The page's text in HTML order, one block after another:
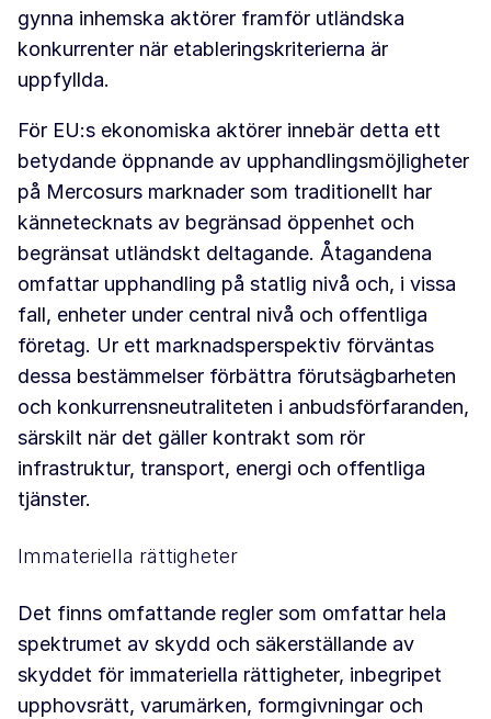
gynna inhemska aktörer framför utländska
konkurrenter när etableringskriterierna är
uppfyllda.
För EU:s ekonomiska aktörer innebär detta ett
betydande öppnande av upphandlingsmöjligheter
på Mercosurs marknader som traditionellt har
kännetecknats av begränsad öppenhet och
begränsat utländskt deltagande. Åtagandena
omfattar upphandling på statlig nivå och, i vissa
fall, enheter under central nivå och offentliga
företag. Ur ett marknadsperspektiv förväntas
dessa bestämmelser förbättra förutsägbarheten
och konkurrensneutraliteten i anbudsförfaranden,
särskilt när det gäller kontrakt som rör
infrastruktur, transport, energi och offentliga
tjänster.
Immateriella rättigheter
Det finns omfattande regler som omfattar hela
spektrumet av skydd och säkerställande av
skyddet för immateriella rättigheter, inbegripet
upphovsrätt, varumärken, formgivningar och